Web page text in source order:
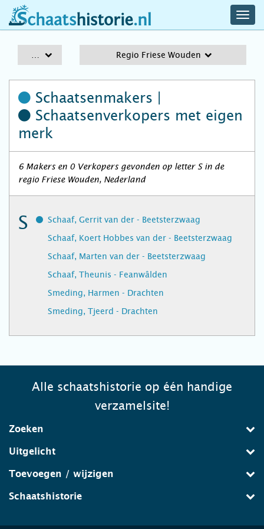
schaatshistorie.nl
Regio Friese Wouden
Schaatsenmakers |
Schaatsenverkopers met eigen
merk
6 Makers en 0 Verkopers gevonden op letter S in de
regio Friese Wouden, Nederland
S
Schaaf, Gerrit van der - Beetsterzwaag
Schaaf, Koert Hobbes van der - Beetsterzwaag
Schaaf, Marten van der - Beetsterzwaag
Schaaf, Theunis - Feanwâlden
Smeding, Harmen - Drachten
Smeding, Tjeerd - Drachten
Alle schaatshistorie op één handige
verzamelsite!
Zoeken
Uitgelicht
Toevoegen / wijzigen
Schaatshistorie